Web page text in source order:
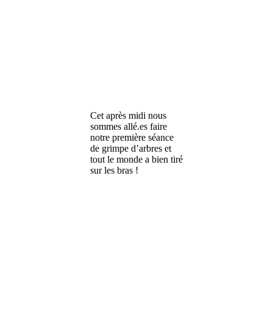
Cet après midi nous
sommes allé.es faire
notre première séance
de grimpe d’arbres et
tout le monde a bien tiré
sur les bras !